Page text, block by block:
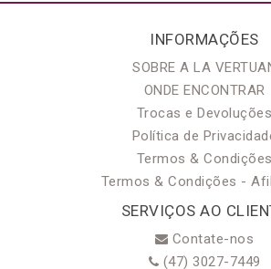
INFORMAÇÕES
SOBRE A LA
ONDE ENCONTRAR
Trocas e Devoluções
Política de
Termos & Condições
Termos & Condições -
SERVIÇOS AO
Contate-nos
(47) 3027-7449